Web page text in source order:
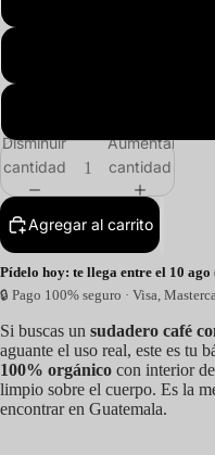
Disminuir
cantidad
Aumentar
cantidad
Agregar al carrito
Pídelo hoy: te llega entre el 10
🔒 Pago 100% seguro · Visa,
Si buscas un sudadero café
aguante el uso real, este es tu
100% orgánico con interior
limpio sobre el cuerpo. Es la
encontrar en Guatemala.